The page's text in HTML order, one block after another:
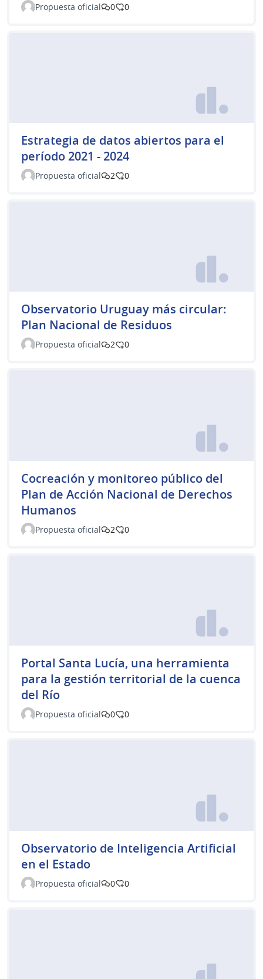
Propuesta oficial 0 0
Estrategia de datos abiertos para el
período 2021 - 2024
Propuesta oficial 2 0
Observatorio Uruguay más circular:
Plan Nacional de Residuos
Propuesta oficial 2 0
Cocreación y monitoreo público del
Plan de Acción Nacional de Derechos
Humanos
Propuesta oficial 2 0
Portal Santa Lucía, una herramienta
para la gestión territorial de la cuenca
del Río
Propuesta oficial 0 0
Observatorio de Inteligencia Artificial
en el Estado
Propuesta oficial 0 0